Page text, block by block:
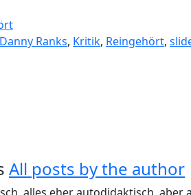
Danny Ranks, Kritik, Reingehört,
All posts by the author